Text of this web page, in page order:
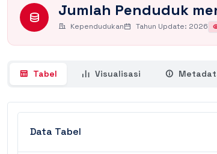
Jumlah Penduduk
Kependudukan Tahun Update: 2026
Tabel Visualisasi
Data Tabel